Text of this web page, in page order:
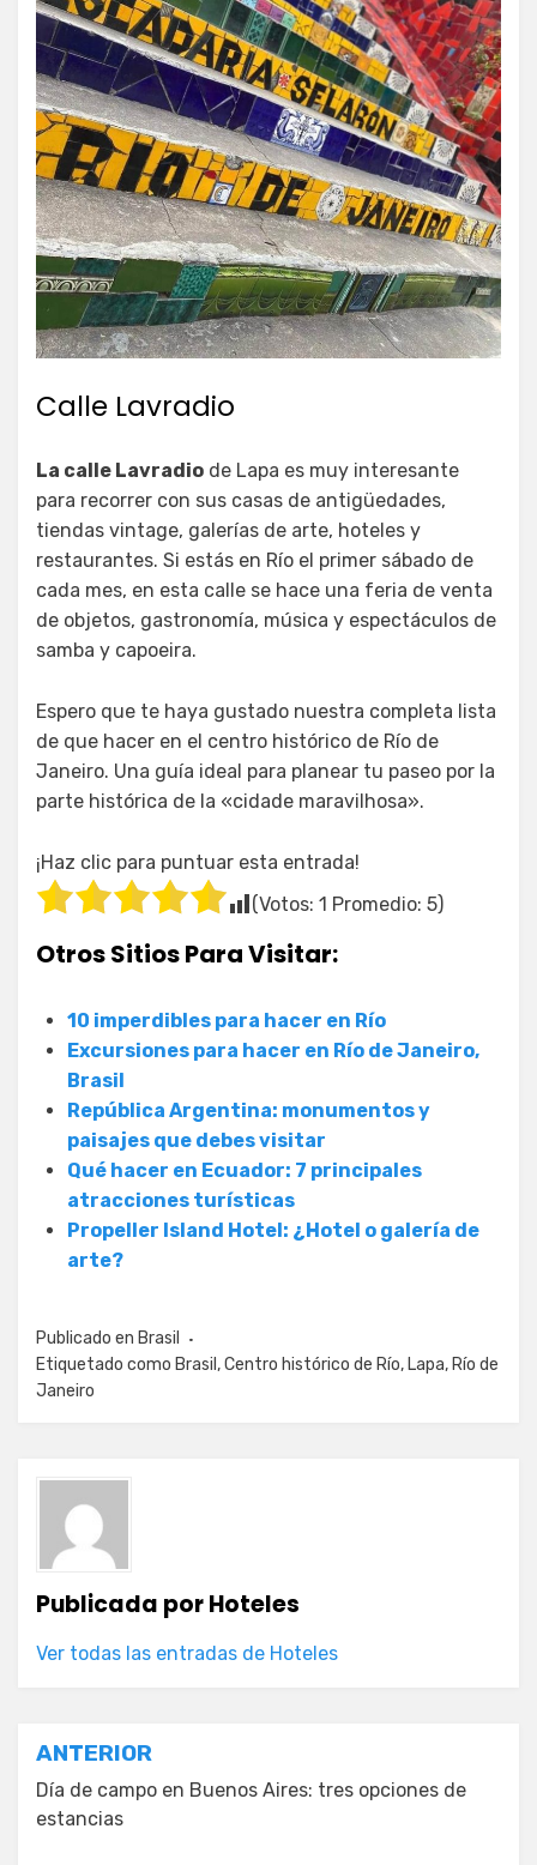
Calle Lavradio
La calle Lavradio de Lapa es muy interesante
para recorrer con sus casas de antigüedades,
tiendas vintage, galerías de arte, hoteles y
restaurantes. Si estás en Río el primer sábado de
cada mes, en esta calle se hace una feria de venta
de objetos, gastronomía, música y espectáculos de
samba y capoeira.
Espero que te haya gustado nuestra completa lista
de que hacer en el centro histórico de Río de
Janeiro. Una guía ideal para planear tu paseo por la
parte histórica de la «cidade maravilhosa».
¡Haz clic para puntuar esta entrada!
(Votos: 1 Promedio: 5)
Otros Sitios Para Visitar:
10 imperdibles para hacer en Río
Excursiones para hacer en Río de Janeiro,
Brasil
República Argentina: monumentos y
paisajes que debes visitar
Qué hacer en Ecuador: 7 principales
atracciones turísticas
Propeller Island Hotel: ¿Hotel o galería de
arte?
Publicado en Brasil
Etiquetado como Brasil ,Centro histórico de Río, Lapa, Río de
Janeiro
Publicada porHoteles
Ver todas las entradas de Hoteles
Navegación
de
entradas
ANTERIOR
Día de campo en Buenos Aires: tres opciones de
estancias